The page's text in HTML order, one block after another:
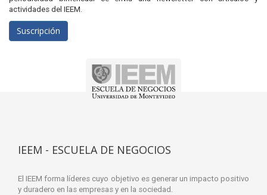
actividades del IEEM.
Suscripción
IEEM - ESCUELA DE NEGOCIOS
El IEEM forma líderes cuyo objetivo es generar un impacto positivo
y duradero en las empresas y en la sociedad.